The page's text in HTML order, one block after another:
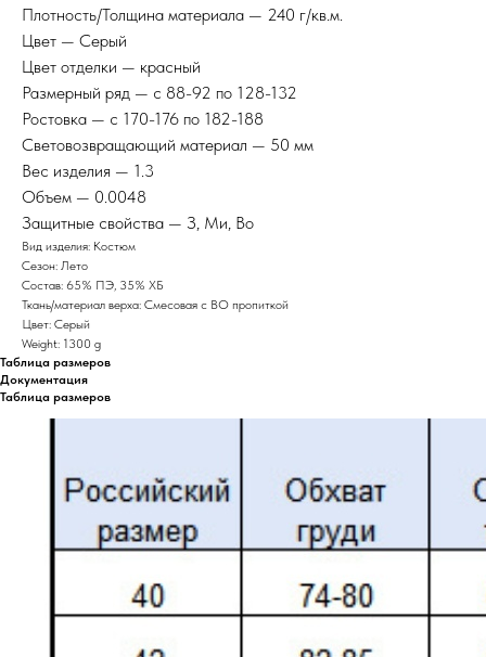
Плотность/Толщина материала — 240 г/кв.м.
Цвет — Серый
Цвет отделки — красный
Размерный ряд — с 88-92 по 128-132
Ростовка — с 170-176 по 182-188
Световозвращающий материал — 50 мм
Вес изделия — 1.3
Объем — 0.0048
Защитные свойства — З, Ми, Во
Вид изделия: Костюм
Сезон: Лето
Состав: 65% ПЭ, 35% ХБ
Ткань/материал верха: Смесовая с ВО пропиткой
Цвет: Серый
Weight: 1300 g
Таблица размеров
Документация
Таблица размеров